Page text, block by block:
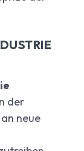
der
neue